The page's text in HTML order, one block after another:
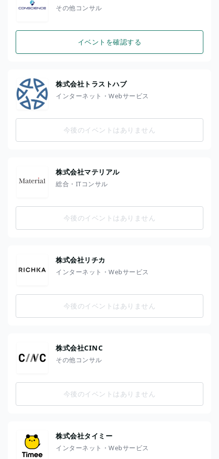
その他コンサル
イベントを確認する
株式会社トラストハブ
インターネット・Webサービス
今後のイベントはありません
株式会社マテリアル
総合・ITコンサル
今後のイベントはありません
株式会社リチカ
インターネット・Webサービス
今後のイベントはありません
株式会社CINC
その他コンサル
今後のイベントはありません
株式会社タイミー
インターネット・Webサービス